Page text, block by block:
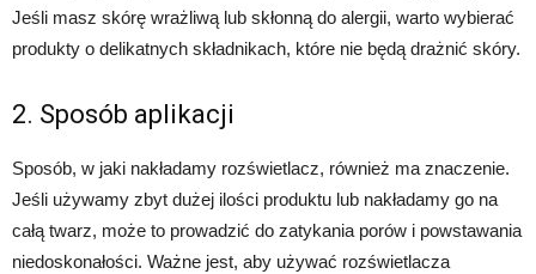
Jeśli masz skórę wrażliwą lub skłonną do alergii, warto wybierać
produkty o delikatnych składnikach, które nie będą drażnić skóry.
2. Sposób aplikacji
Sposób, w jaki nakładamy rozświetlacz, również ma znaczenie.
Jeśli używamy zbyt dużej ilości produktu lub nakładamy go na
całą twarz, może to prowadzić do zatykania porów i powstawania
niedoskonałości. Ważne jest, aby używać rozświetlacza